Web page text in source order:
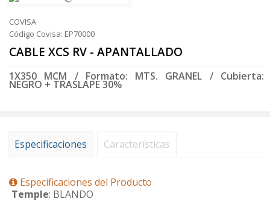
COVISA
Código Covisa: EP70000
CABLE XCS RV - APANTALLADO
1X350 MCM / Formato: MTS. GRANEL / Cubierta:
NEGRO + TRASLAPE 30%
Especificaciones Características
Especificaciones del Producto
Temple: BLANDO